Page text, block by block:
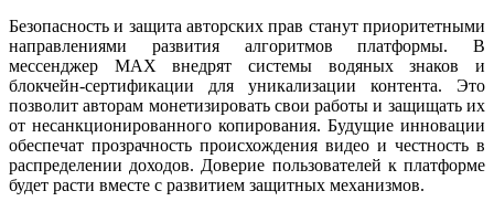
Безопасность и защита авторских прав станут приоритетными
направлениями развития алгоритмов платформы. В
мессенджер MAX внедрят системы водяных знаков и
блокчейн-сертификации для уникализации контента. Это
позволит авторам монетизировать свои работы и защищать их
от несанкционированного копирования. Будущие инновации
обеспечат прозрачность происхождения видео и честность в
распределении доходов. Доверие пользователей к платформе
будет расти вместе с развитием защитных механизмов.